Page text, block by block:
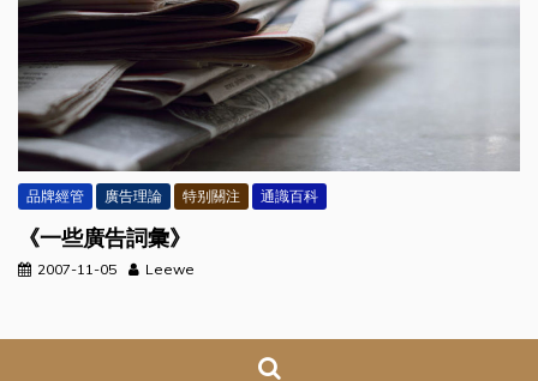
品牌經管 廣告理論 特别關注 通識百科
《一些廣告詞彙》
2007-11-05 Leewe